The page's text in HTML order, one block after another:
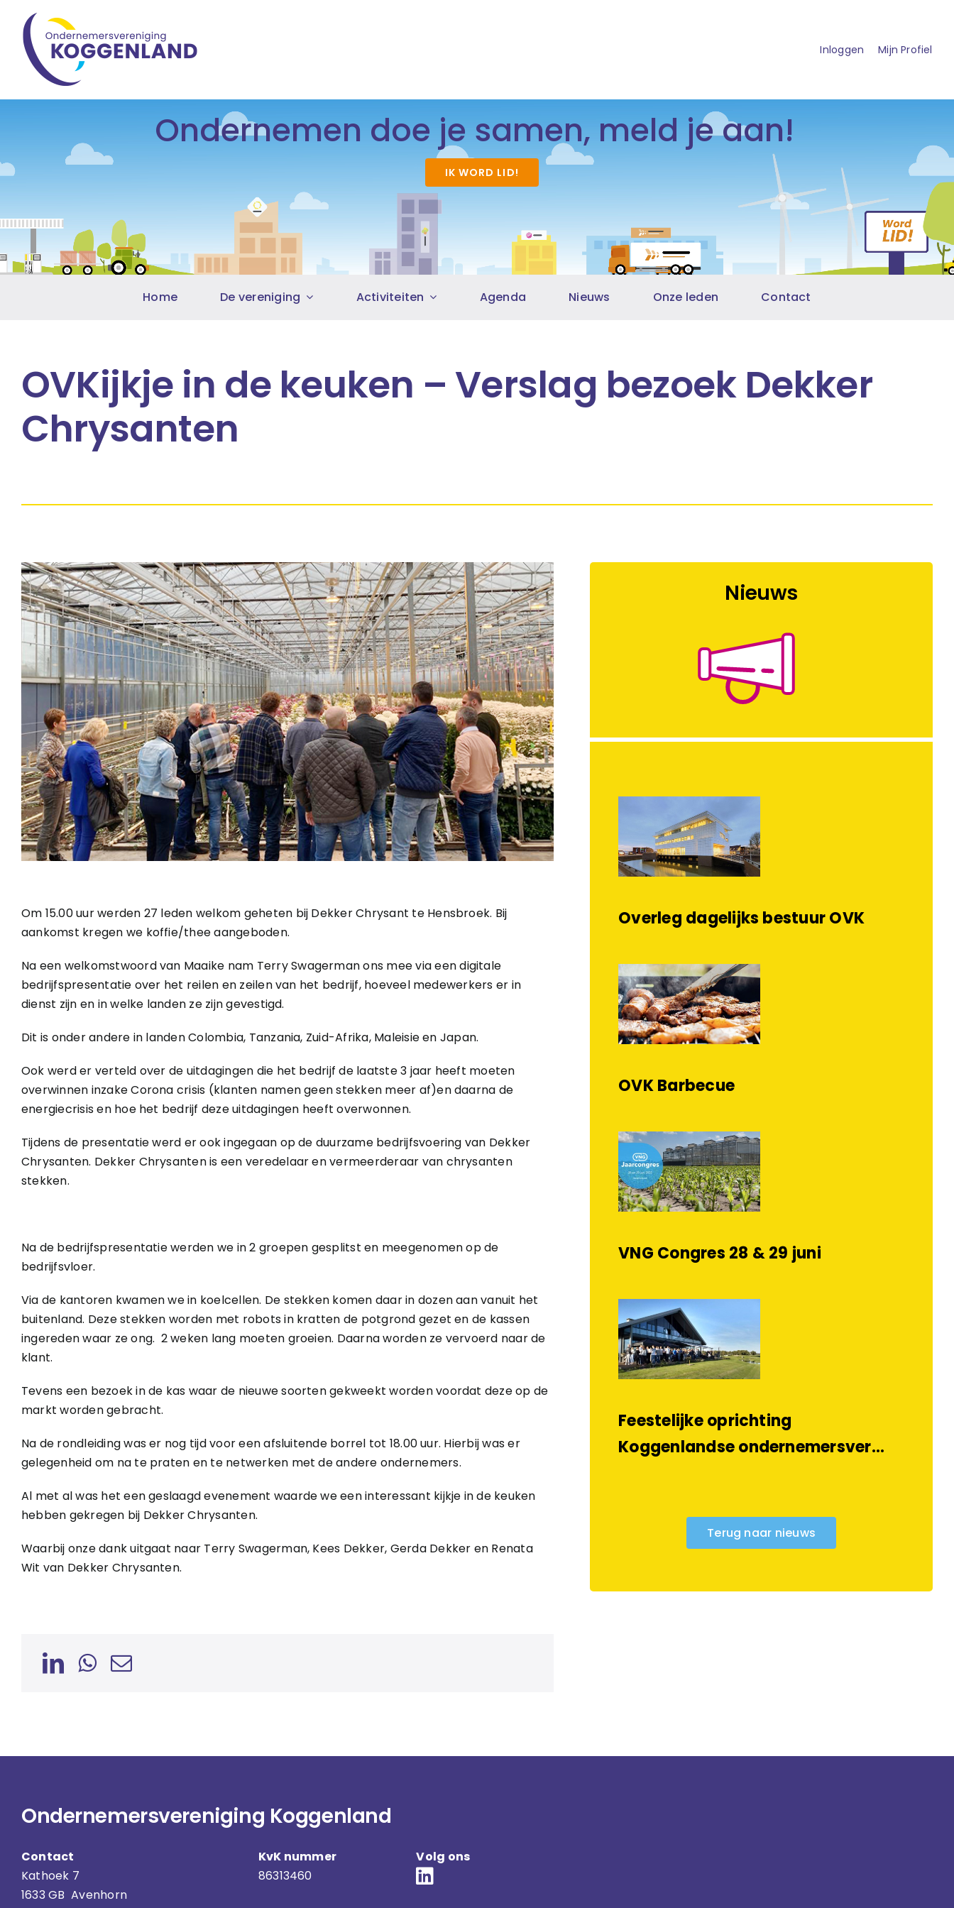
naar
inhoud
Inloggen Mijn Profiel
Ondernemen doe je samen, meld je aan!
IK WORD LID!
Home De vereniging Activiteiten Agenda Nieuws Onze leden Contact
OVKijkje in de keuken – Verslag bezoek Dekker
Chrysanten
Om 15.00 uur werden 27 leden welkom geheten bij Dekker Chrysant te Hensbroek. Bij
aankomst kregen we koffie/thee aangeboden.
Na een welkomstwoord van Maaike nam Terry Swagerman ons mee via een digitale
bedrijfspresentatie over het reilen en zeilen van het bedrijf, hoeveel medewerkers er in
dienst zijn en in welke landen ze zijn gevestigd.
Dit is onder andere in landen Colombia, Tanzania, Zuid-Afrika, Maleisie en Japan.
Ook werd er verteld over de uitdagingen die het bedrijf de laatste 3 jaar heeft moeten
overwinnen inzake Corona crisis (klanten namen geen stekken meer af)en daarna de
energiecrisis en hoe het bedrijf deze uitdagingen heeft overwonnen.
Tijdens de presentatie werd er ook ingegaan op de duurzame bedrijfsvoering van Dekker
Chrysanten. Dekker Chrysanten is een veredelaar en vermeerderaar van chrysanten
stekken.
Na de bedrijfspresentatie werden we in 2 groepen gesplitst en meegenomen op de
bedrijfsvloer.
Via de kantoren kwamen we in koelcellen. De stekken komen daar in dozen aan vanuit het
buitenland. Deze stekken worden met robots in kratten de potgrond gezet en de kassen
ingereden waar ze ong. 2 weken lang moeten groeien. Daarna worden ze vervoerd naar de
klant.
Tevens een bezoek in de kas waar de nieuwe soorten gekweekt worden voordat deze op de
markt worden gebracht.
Na de rondleiding was er nog tijd voor een afsluitende borrel tot 18.00 uur. Hierbij was er
gelegenheid om na te praten en te netwerken met de andere ondernemers.
Al met al was het een geslaagd evenement waarde we een interessant kijkje in de keuken
hebben gekregen bij Dekker Chrysanten.
Waarbij onze dank uitgaat naar Terry Swagerman, Kees Dekker, Gerda Dekker en Renata
Wit van Dekker Chrysanten.
Nieuws
Overleg dagelijks bestuur OVK
OVK Barbecue
VNG Congres 28 & 29 juni
Feestelijke oprichting
Koggenlandse ondernemersver…
Terug naar nieuws
Ondernemersvereniging Koggenland
Contact
Kathoek 7
1633 GB Avenhorn
KvK nummer
86313460
Volg ons